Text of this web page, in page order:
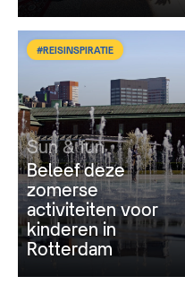
#REISINSPIRATIE
Sun & fun
Beleef deze
zomerse
activiteiten voor
kinderen in
Rotterdam